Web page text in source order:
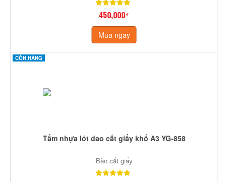
450,000₫
Mua ngay
CÒN HÀNG
Tấm nhựa lót dao cắt giấy khổ A3 YG-858
Bàn cắt giấy